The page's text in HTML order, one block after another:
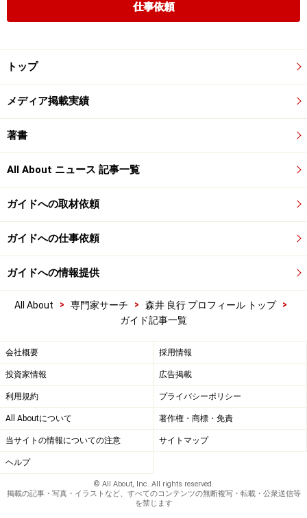
仕事依頼
トップ
メディア掲載実績
著書
All About ニュース 記事一覧
ガイドへの取材依頼
ガイドへの仕事依頼
ガイドへの情報提供
All About > 専門家サーチ > 森井 良行 プロフィール トップ
>
ガイド記事一覧
会社概要 採用情報
投資家情報 広告掲載
利用規約 プライバシーポリシー
All Aboutについて 著作権・商標・免責
当サイトの情報についての注意 サイトマップ
ヘルプ
© All About, Inc. All rights reserved.
掲載の記事・写真・イラストなど、すべてのコンテンツの無断複写・転載・公衆送信等
を禁じます